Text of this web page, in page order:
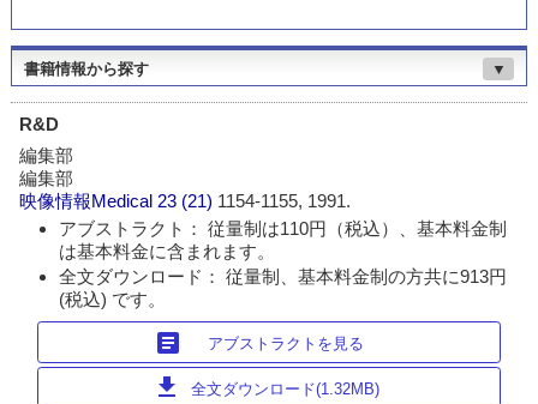
書籍情報から探す ▼
R&D
編集部
編集部
映像情報Medical 23 (21) 1154-1155, 1991.
アブストラクト： 従量制は110円（税込）、基本料金制
は基本料金に含まれます。
全文ダウンロード： 従量制、基本料金制の方共に913円
(税込) です。
article アブストラクトを見る
download 全文ダウンロード(1.32MB)